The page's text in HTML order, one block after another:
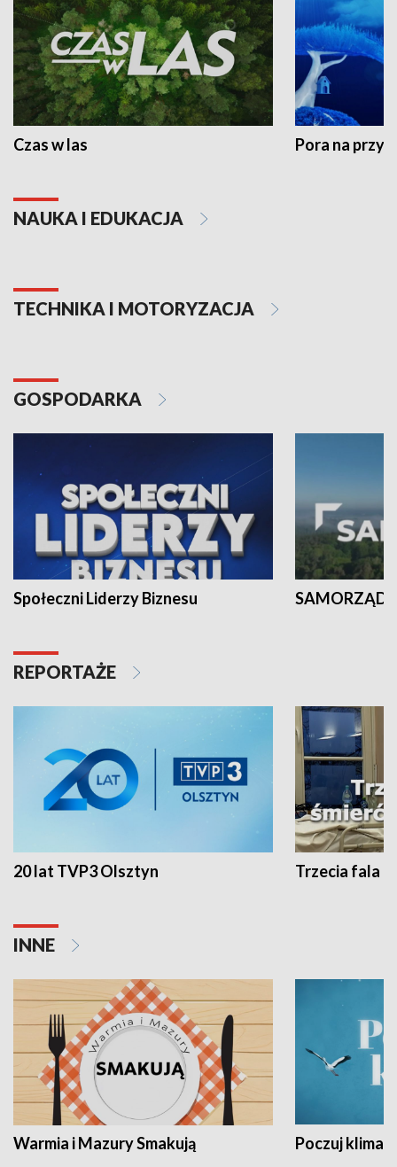
Czas w las Pora na
NAUKA I EDUKACJA
TECHNIKA I MOTORYZACJA
GOSPODARKA
Społeczni Liderzy Biznesu SAMORZĄD
REPORTAŻE
20 lat TVP3 Olsztyn Trzecia fala -
INNE
Warmia i Mazury Smakują Poczuj klimat